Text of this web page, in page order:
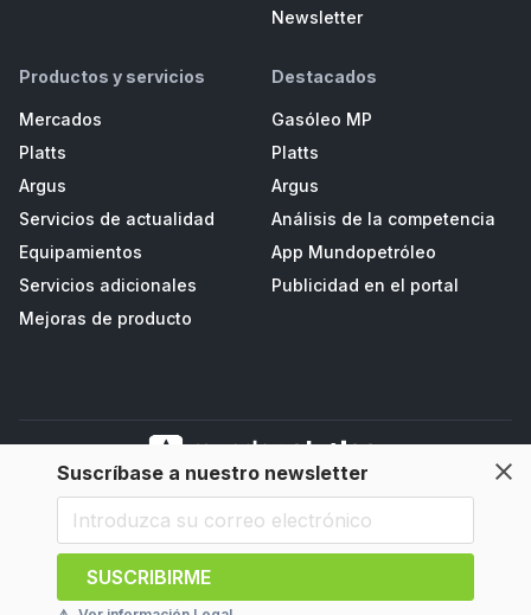
Suscríbase a nuestro newsletter
SUSCRIBIRME
Newsletter
Productos y servicios
Mercados
Platts
Argus
Servicios de actualidad
Equipamientos
Servicios adicionales
Mejoras de producto
Destacados
Gasóleo MP
Platts
Argus
Análisis de la competencia
App Mundopetróleo
Publicidad en el portal
Mundopetroleo Petrored, S.L. Polígono de Salcedo II, Parc. D3 - Navia
(33710), Asturias, España